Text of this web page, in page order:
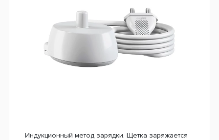
Индукционный метод зарядки. Щетка заряжается